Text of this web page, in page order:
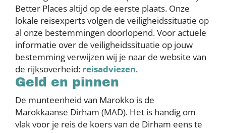
Better Places altijd op de eerste plaats. Onze
lokale reisexperts volgen de veiligheidssituatie op
al onze bestemmingen doorlopend. Voor actuele
informatie over de veiligheidssituatie op jouw
bestemming verwijzen wij je naar de website van
de rijksoverheid: reisadviezen.
Geld en pinnen
De munteenheid van Marokko is de
Marokkaanse Dirham (MAD). Het is handig om
vlak voor je reis de koers van de Dirham eens te